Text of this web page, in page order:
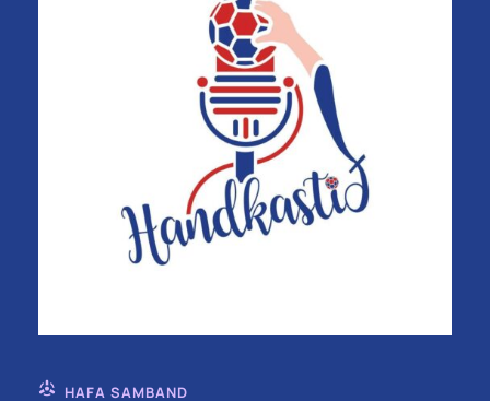
HAFA SAMBAND